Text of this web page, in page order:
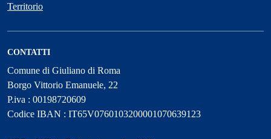
Territorio
CONTATTI
Comune di Giuliano di Roma
Borgo Vittorio Emanuele, 22
P.iva : 00198720609
Codice IBAN : IT65V0760103200001070639123